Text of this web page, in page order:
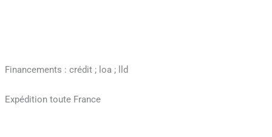
Financements : crédit ; loa ; lld
Expédition toute France